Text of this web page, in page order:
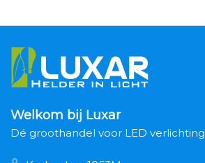
Welkom bij Luxar
Dé groothandel voor LED verlichting